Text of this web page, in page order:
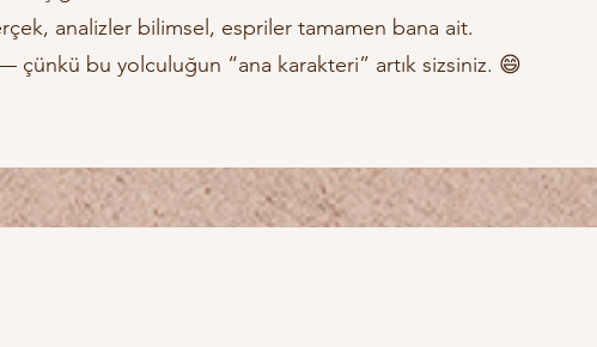
analizler bilimsel, espriler tamamen bana ait.
— çünkü bu yolculuğun “ana karakteri” artık sizsiniz. 😄